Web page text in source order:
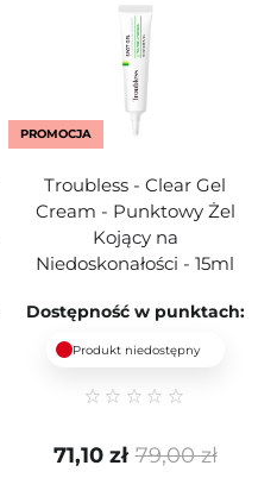
PROMOCJA
Troubless - Clear Gel
Cream - Punktowy Żel
Kojący na
Niedoskonałości - 15ml
Dostępność w punktach:
Produkt niedostępny
79,00 zł
71,10 zł